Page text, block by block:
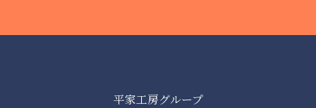
平家工房グループ